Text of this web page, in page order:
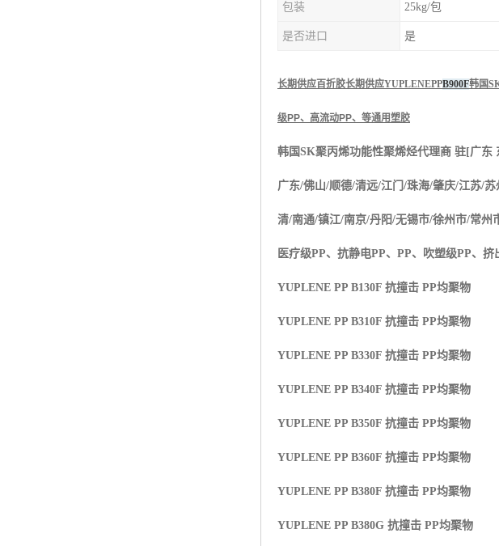
包装 25kg/包
是否进口 是
长期供应百折胶长期供应YUPLENEPPB900F韩国
级PP、高流动PP、等通用塑胶
韩国SK聚丙烯功能性聚烯烃代理商 驻[广东
广东/佛山/顺德/清远/江门 /珠海/肇庆/江苏/苏
清/南通/镇江/南京/丹阳/无锡市/徐州市/常州
医疗级PP、抗静电PP、 PP、吹塑级PP、挤
YUPLENE PP B130F 抗撞击 PP均聚物
YUPLENE PP B310F 抗撞击 PP均聚物
YUPLENE PP B330F 抗撞击 PP均聚物
YUPLENE PP B340F 抗撞击 PP均聚物
YUPLENE PP B350F 抗撞击 PP均聚物
YUPLENE PP B360F 抗撞击 PP均聚物
YUPLENE PP B380F 抗撞击 PP均聚物
YUPLENE PP B380G 抗撞击 PP均聚物